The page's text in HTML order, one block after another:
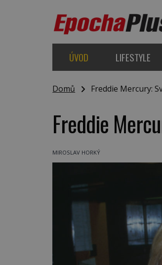
ÚVOD LIFESTYLE
Domů Freddie Mercury:
Freddie
MIROSLAV HORKÝ